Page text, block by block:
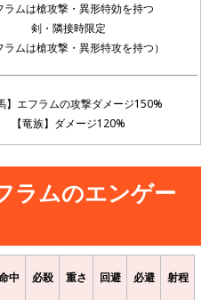
ラムは槍攻撃・異形特効を持つ
剣・隣接時限定
ラムは槍攻撃・異形特攻を持つ）
】エフラムの攻撃ダメージ150%
【竜族】ダメージ120%
ラムのエンゲー
中 必殺 重さ 回避 必避 射程